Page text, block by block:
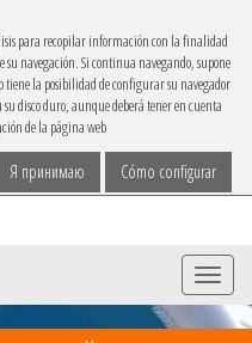
para recopilar información con la finalidad
su navegación. Si continua navegando, supone
la posibilidad de configurar su navegador
disco duro, aunque deberá tener en cuenta
de la página web
Cómo configurar
Я принимаю
язык
Menu